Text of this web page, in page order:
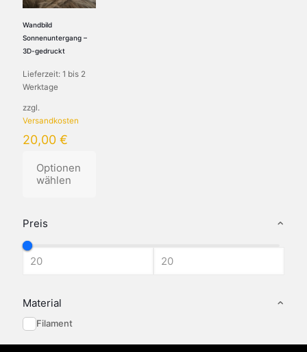
Preis
Material
Filament
Wandbild
Sonnenuntergang –
3D-gedruckt
Lieferzeit: 1 bis 2
Werktage
zzgl.
Versandkosten
20,00 €
Optionen
wählen